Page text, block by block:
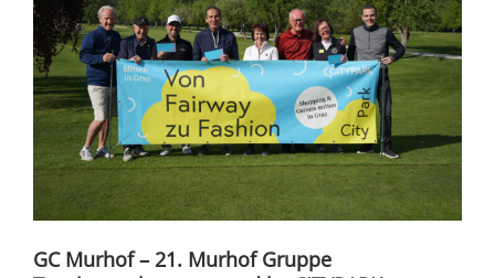
GC Murhof – 21. Murhof Gruppe